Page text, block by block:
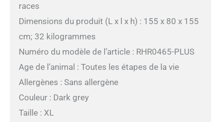
races
Dimensions du produit (L x l x h) : 155 x 80 x 155
cm; 32 kilogrammes
Numéro du modèle de l’article : RHR0465-PLUS
Age de l’animal : Toutes les étapes de la vie
Allergènes : Sans allergène
Couleur : Dark grey
Taille : XL